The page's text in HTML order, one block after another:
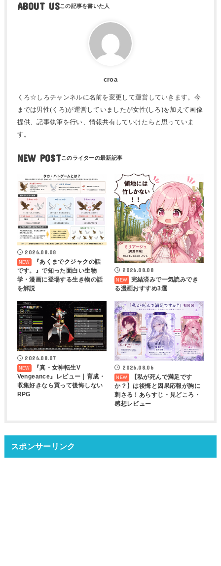
ABOUT US
croa
くろ☆しろチャンネルに名前を変更して運営していきます。今
までは男性(くろ)が運営していましたが女性(しろ)を加えて画像
提供、記事執筆を行い、情報共有していけたらと思っていま
す。
NEW POST
2026.08.08
『あくまでクジャクの話
です。』で知った面白い生物
学・漫画に登場する生き物の話
を解説
2026.08.08
完結済みで一気読みでき
る漫画おすすめ3選
2026.08.07
『真・女神転生V
Vengeance』レビュー｜育成・
収集好きなら買って後悔しない
RPG
2026.08.06
【私が死んで満足です
か？】は後悔と因果応報が胸に
刺さる！あらすじ・見どころ・
感想レビュー
スポンサーリンク